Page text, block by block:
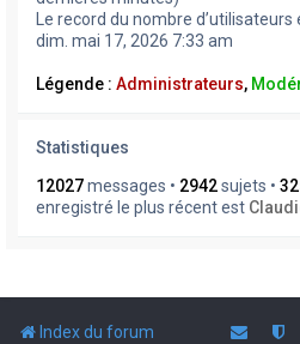
Le record du nombre d’utilisateurs
dim. mai 17, 2026 7:33 am
Légende : Administrateurs,
Statistiques
12027messages • 2942sujets •
enregistré le plus récent est
Index du forum